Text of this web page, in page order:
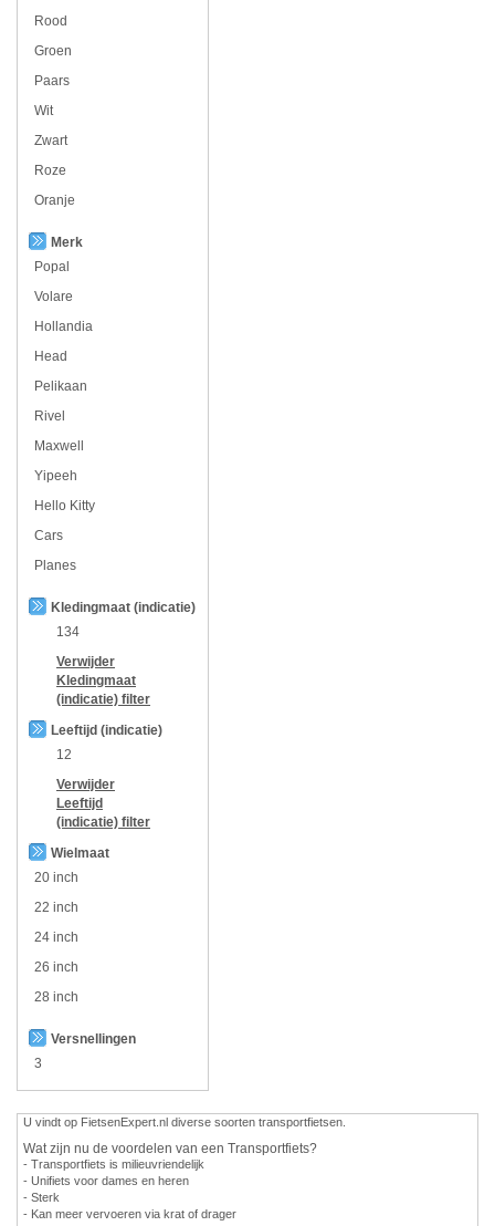
Rood
Groen
Paars
Wit
Zwart
Roze
Oranje
Merk
Popal
Volare
Hollandia
Head
Pelikaan
Rivel
Maxwell
Yipeeh
Hello Kitty
Cars
Planes
Kledingmaat (indicatie)
134
Verwijder
Kledingmaat
(indicatie) filter
Leeftijd (indicatie)
12
Verwijder
Leeftijd
(indicatie) filter
Wielmaat
20 inch
22 inch
24 inch
26 inch
28 inch
Versnellingen
3
U vindt op FietsenExpert.nl diverse soorten transportfietsen.
Wat zijn nu de voordelen van een Transportfiets?
- Transportfiets is milieuvriendelijk
- Unifiets voor dames en heren
- Sterk
- Kan meer vervoeren via krat of drager